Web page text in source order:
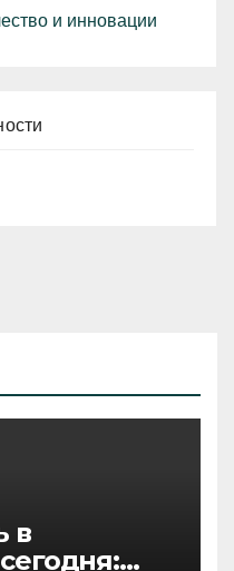
и инновации
в